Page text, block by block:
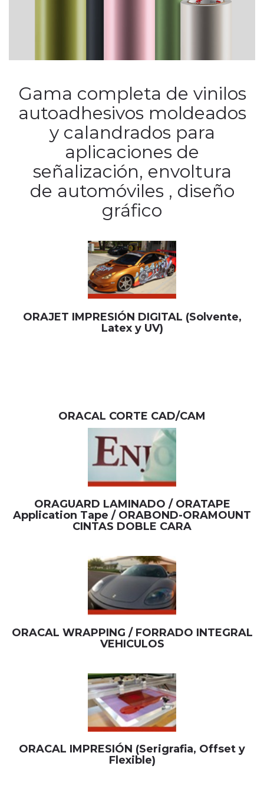
Gama completa de vinilos
autoadhesivos moldeados
y calandrados para
aplicaciones de
señalización, envoltura
de automóviles , diseño
gráfico
ORAJET IMPRESIÓN DIGITAL (Solvente,
Latex y UV)
ORACAL CORTE CAD/CAM
ORAGUARD LAMINADO / ORATAPE
Application Tape / ORABOND-ORAMOUNT
CINTAS DOBLE CARA
ORACAL WRAPPING / FORRADO INTEGRAL
VEHICULOS
ORACAL IMPRESIÓN (Serigrafia, Offset y
Flexible)